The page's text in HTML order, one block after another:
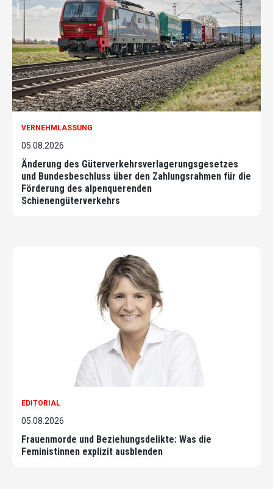
VERNEHMLASSUNG
05.08.2026
Änderung des Güterverkehrsverlagerungsgesetzes
und Bundesbeschluss über den Zahlungsrahmen für die
Förderung des alpenquerenden
Schienengüterverkehrs
EDITORIAL
05.08.2026
Frauenmorde und Beziehungsdelikte: Was die
Feministinnen explizit ausblenden